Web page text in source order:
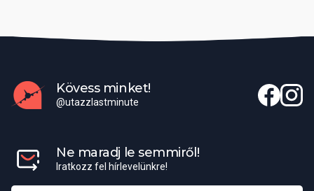
Kövess minket!
@utazzlastminute
Ne maradj le semmiről!
Iratkozz fel hírlevelünkre!